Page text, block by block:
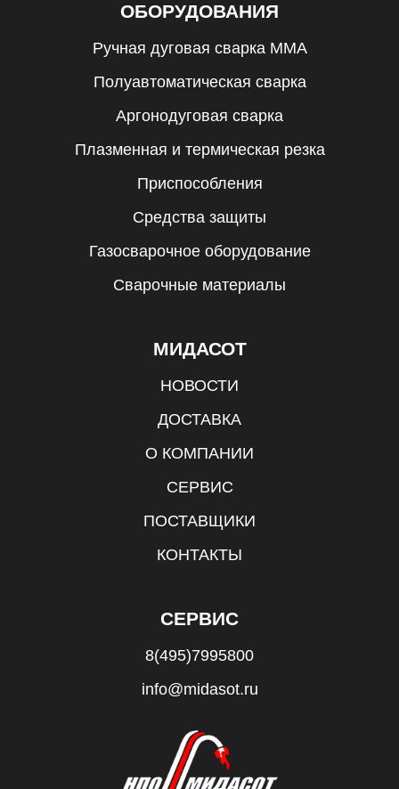
ОБОРУДОВАНИЯ
Ручная дуговая сварка MMA
Полуавтоматическая сварка
Аргонодуговая сварка
Плазменная и термическая резка
Приспособления
Средства защиты
Газосварочное оборудование
Сварочные материалы
МИДАСОТ
НОВОСТИ
ДОСТАВКА
О КОМПАНИИ
СЕРВИС
ПОСТАВЩИКИ
КОНТАКТЫ
СЕРВИС
8(495)7995800
info@midasot.ru